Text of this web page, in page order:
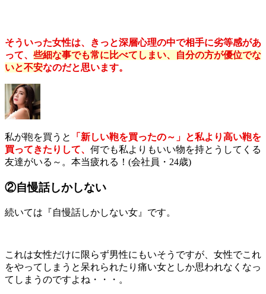
そういった女性は、きっと深層心理の中で相手に劣等感があ
って、 些細な事でも常に比べてしまい、自分の方が優位でな
いと不安なのだと思います。
私が鞄を買うと
「新しい鞄を買ったの～」と私より高い鞄を
買ってきたりして、 何でも私よりもいい物を持とうしてくる
友達がいる～。本当疲れる！(会社員・24歳)
②自慢話しかしない
続いては『自慢話しかしない女』です。
これは女性だけに限らず男性にもいそうですが、女性でこれ
をやってしまうと呆れられたり痛い女としか思われなくなっ
てしまうのですよね・・・。